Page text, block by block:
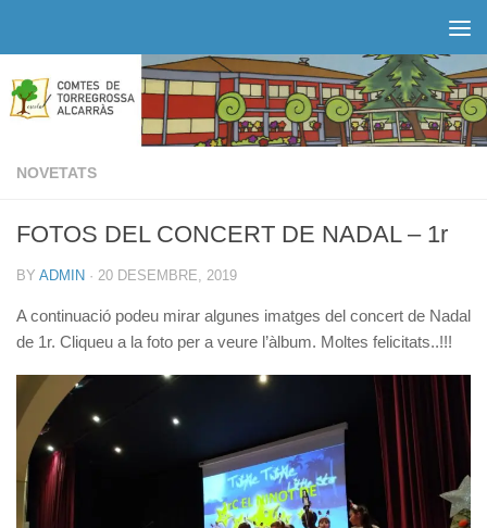
NOVETATS
FOTOS DEL CONCERT DE NADAL – 1r
BY ADMIN · 20 DESEMBRE, 2019
A continuació podeu mirar algunes imatges del concert de Nadal
de 1r. Cliqueu a la foto per a veure l’àlbum. Moltes felicitats..!!!